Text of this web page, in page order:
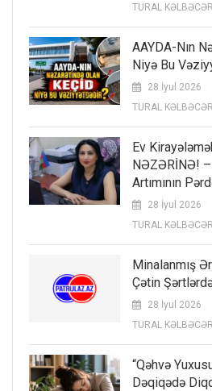
TURAL
AAYDA-Nın
Niyə Bu
28 İyul 2026
TURAL
Ev
NƏZƏRİNƏ! –
Artımının
28 İyul 2026
TURAL
Minalanmış
Çətin
28 İyul 2026
TURAL
“Qəhvə
Dəqiqədə